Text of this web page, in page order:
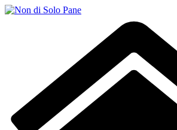
Salta